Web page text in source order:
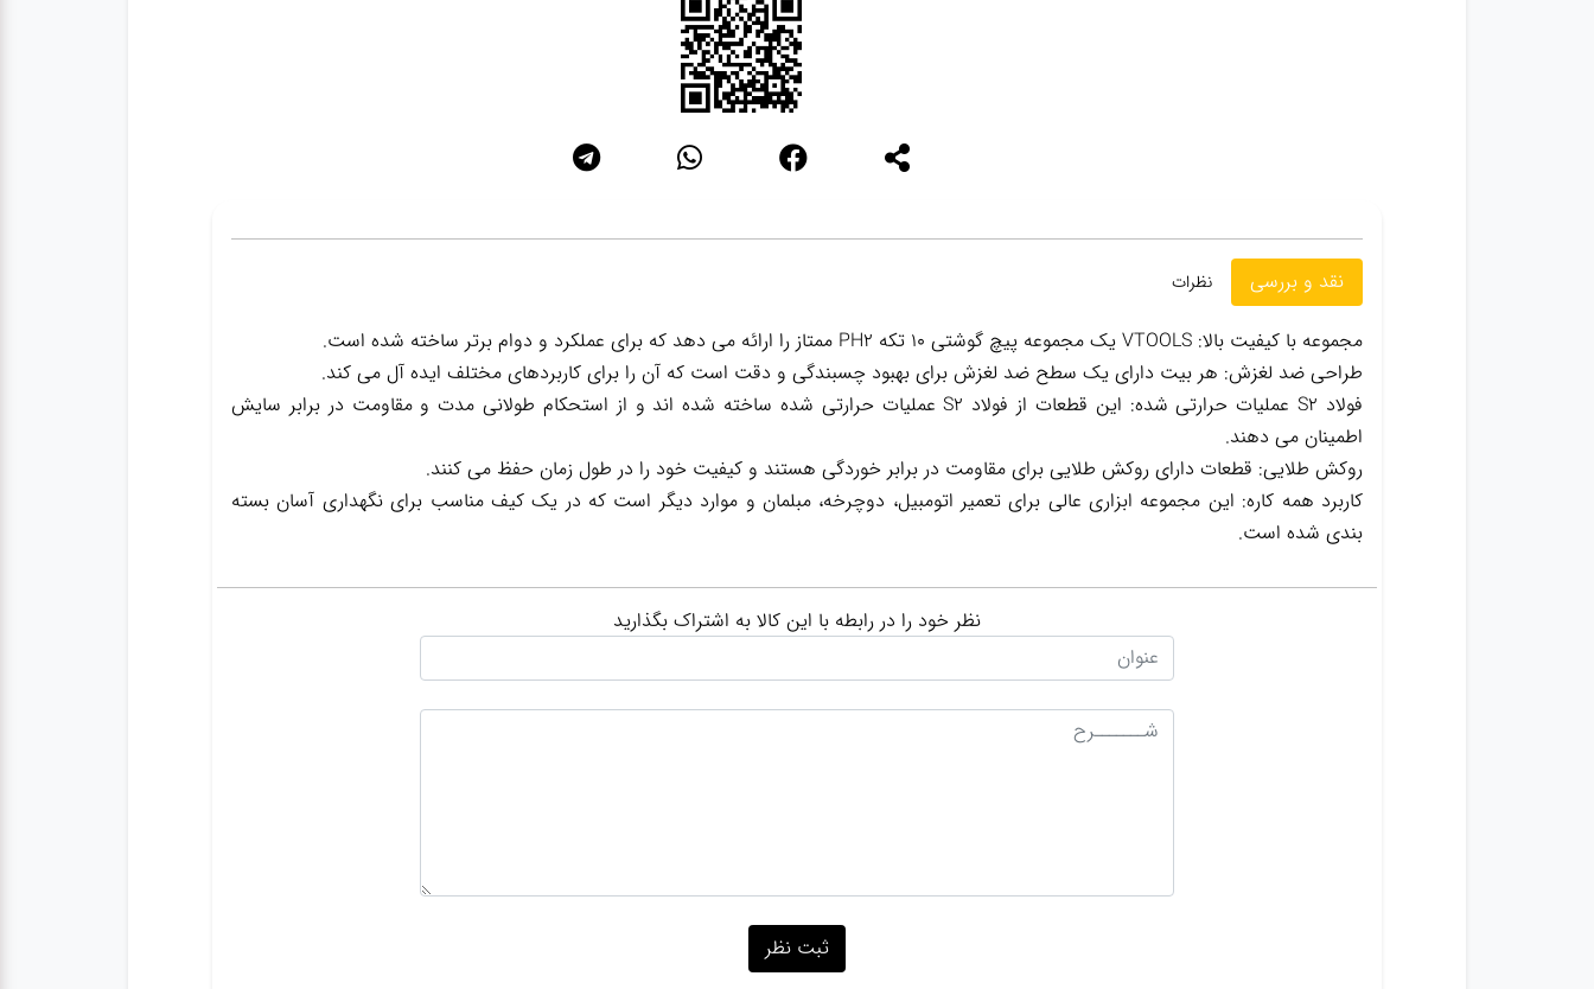
نقد و بررسی نظرات
مجموعه با کیفیت بالا: VTOOLS یک مجموعه پیچ گوشتی 10 تکه PH2 ممتاز را ارائه می دهد که برای عملکرد و دوام برتر ساخته شده است.
طراحی ضد لغزش: هر بیت دارای یک سطح ضد لغزش برای بهبود چسبندگی و دقت است که آن را برای کاربردهای مختلف ایده آل می کند.
فولاد S2 عملیات حرارتی شده: این قطعات از فولاد S2 عملیات حرارتی شده ساخته شده اند و از استحکام طولانی مدت و مقاومت در برابر سایش
اطمینان می دهند.
روکش طلایی: قطعات دارای روکش طلایی برای مقاومت در برابر خوردگی هستند و کیفیت خود را در طول زمان حفظ می کنند.
کاربرد همه کاره: این مجموعه ابزاری عالی برای تعمیر اتومبیل، دوچرخه، مبلمان و موارد دیگر است که در یک کیف مناسب برای نگهداری آسان بسته
بندی شده است.
نظر خود را در رابطه با این کالا به اشتراک بگذارید